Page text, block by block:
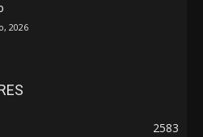
2026
2583